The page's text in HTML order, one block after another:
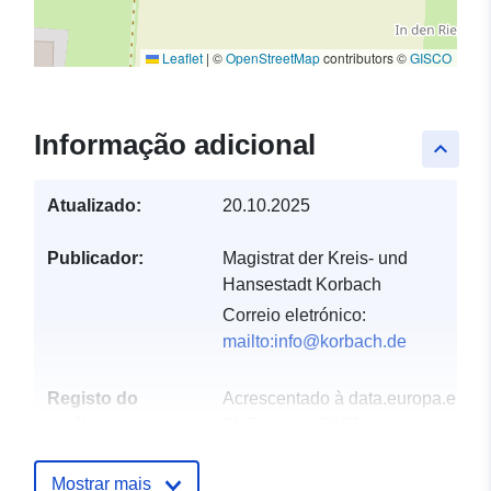
Leaflet | ©OpenStreetMapcontributors ©GISCO
keyboard_arrow_up
Informação adicional
Atualizado: 20.10.2025
Publicador:
Magistrat der Kreis- und
Hansestadt Korbach
Correio eletrónico:
mailto:info@korbach.de
Registo do
Acrescentado à data.europa.eu:
Mostrar mais